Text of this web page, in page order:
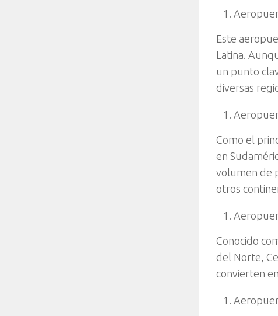
Este
Latina.
un punto
diversas
Como el
en
volumen de
otros
Conocido
del Norte,
convierten